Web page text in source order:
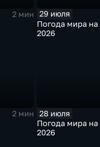
2 мин
29 июля
Погода мира на
2026
2 мин
28 июля
Погода мира на
2026